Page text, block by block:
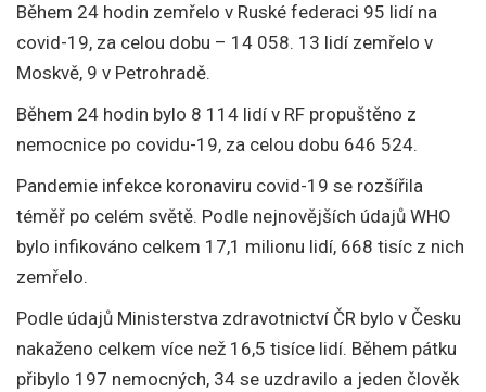
Během 24 hodin zemřelo v Ruské federaci 95 lidí na
covid-19, za celou dobu – 14 058. 13 lidí zemřelo v
Moskvě, 9 v Petrohradě.
Během 24 hodin bylo 8 114 lidí v RF propuštěno z
nemocnice po covidu-19, za celou dobu 646 524.
Pandemie infekce koronaviru covid-19 se rozšířila
téměř po celém světě. Podle nejnovějších údajů WHO
bylo infikováno celkem 17,1 milionu lidí, 668 tisíc z nich
zemřelo.
Podle údajů Ministerstva zdravotnictví ČR bylo v Česku
nakaženo celkem více než 16,5 tisíce lidí. Během pátku
přibylo 197 nemocných, 34 se uzdravilo a jeden člověk